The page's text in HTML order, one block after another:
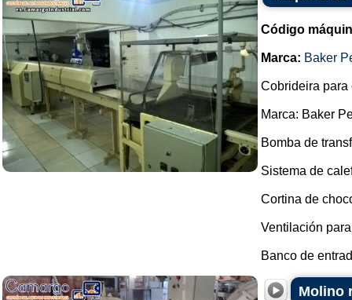
Código
Marca: Baker
Cobrideira para
Marca: Baker
Bomba de
Sistema de
Cortina de
Ventilación
Banco de
Molino